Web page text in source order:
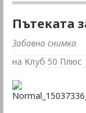
Пътеката
Забавна снимка
на Клуб 50 Плюс